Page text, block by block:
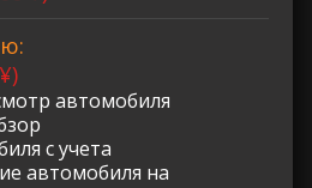
автомобиля
с учета
автомобиля на